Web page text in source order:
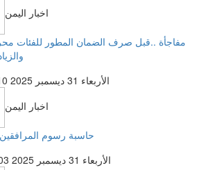
اخبار اليمن
مفاجأة ..قبل صرف الضمان المطور للفئات
الأربعاء 31 ديسمبر 2025 04:10 مساءً
اخبار اليمن
حاسبة رسوم المرافقين 1447 السعودية
الأربعاء 31 ديسمبر 2025 09:03 صباحاً